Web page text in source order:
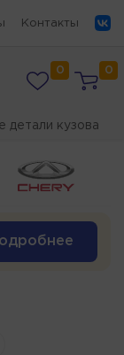
Контакты
0 0
детали кузова